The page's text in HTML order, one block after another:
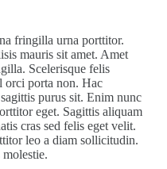
fringilla urna porttitor.
mauris sit amet. Amet
Scelerisque felis
orci porta non. Hac
purus sit. Enim nunc
eget. Sagittis aliquam
cras sed felis eget velit.
leo a diam sollicitudin.